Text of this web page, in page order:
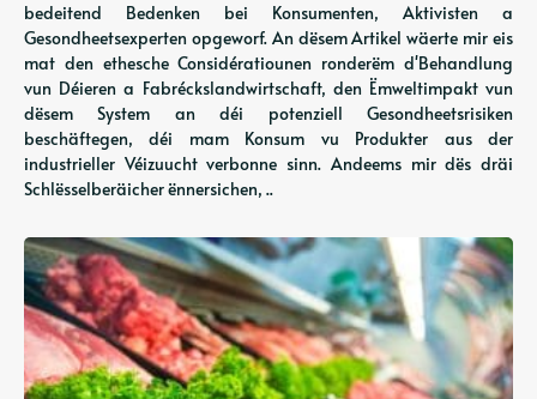
bedeitend Bedenken bei Konsumenten, Aktivisten a
Gesondheetsexperten opgeworf. An dësem Artikel wäerte mir eis
mat den ethesche Considératiounen ronderëm d'Behandlung
vun Déieren a Fabréckslandwirtschaft, den Ëmweltimpakt vun
dësem System an déi potenziell Gesondheetsrisiken
beschäftegen, déi mam Konsum vu Produkter aus der
industrieller Véizuucht verbonne sinn. Andeems mir dës dräi
Schlësselberäicher ënnersichen, ..